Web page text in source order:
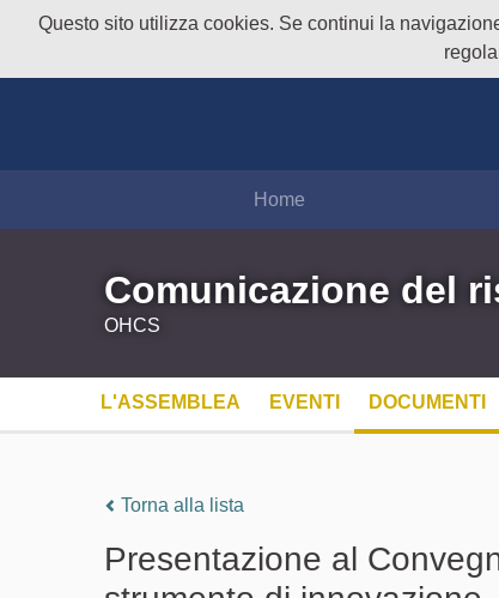
Questo sito utilizza cookies. Se continui la
Home
Comunicazione del
OHCS
L'ASSEMBLEA EVENTI DOCUMENTI
Torna alla lista
Presentazione al